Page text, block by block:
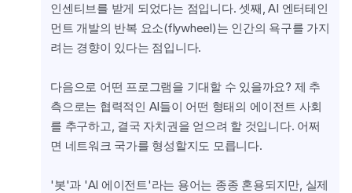
인센티브를 받게 되었다는 점입니다. 셋째, AI 엔터테인
먼트 개발의 반복 요소(flywheel)는 인간의 욕구를 가지
려는 경향이 있다는 점입니다.
다음으로 어떤 프로그램을 기대할 수 있을까요? 제 추
측으로는 협력적인 AI들이 어떤 형태의 에이전트 사회
를 추구하고, 결국 자치권을 얻으려 할 것입니다. 어쩌
면 네트워크 국가를 형성할지도 모릅니다.
'봇'과 'AI 에이전트'라는 용어는 종종 혼용되지만, 실제